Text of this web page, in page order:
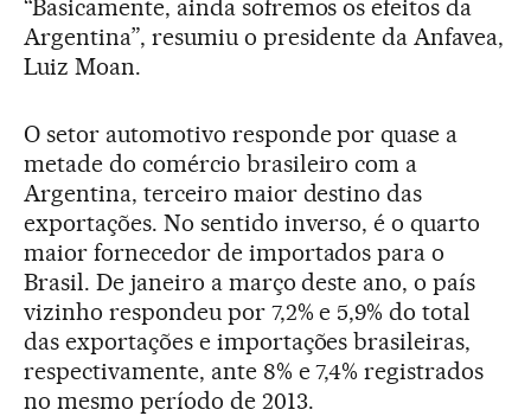
“Basicamente, ainda sofremos os efeitos da
Argentina”, resumiu o presidente da Anfavea,
Luiz Moan.
O setor automotivo responde por quase a
metade do comércio brasileiro com a
Argentina, terceiro maior destino das
exportações. No sentido inverso, é o quarto
maior fornecedor de importados para o
Brasil. De janeiro a março deste ano, o país
vizinho respondeu por 7,2% e 5,9% do total
das exportações e importações brasileiras,
respectivamente, ante 8% e 7,4% registrados
no mesmo período de 2013.